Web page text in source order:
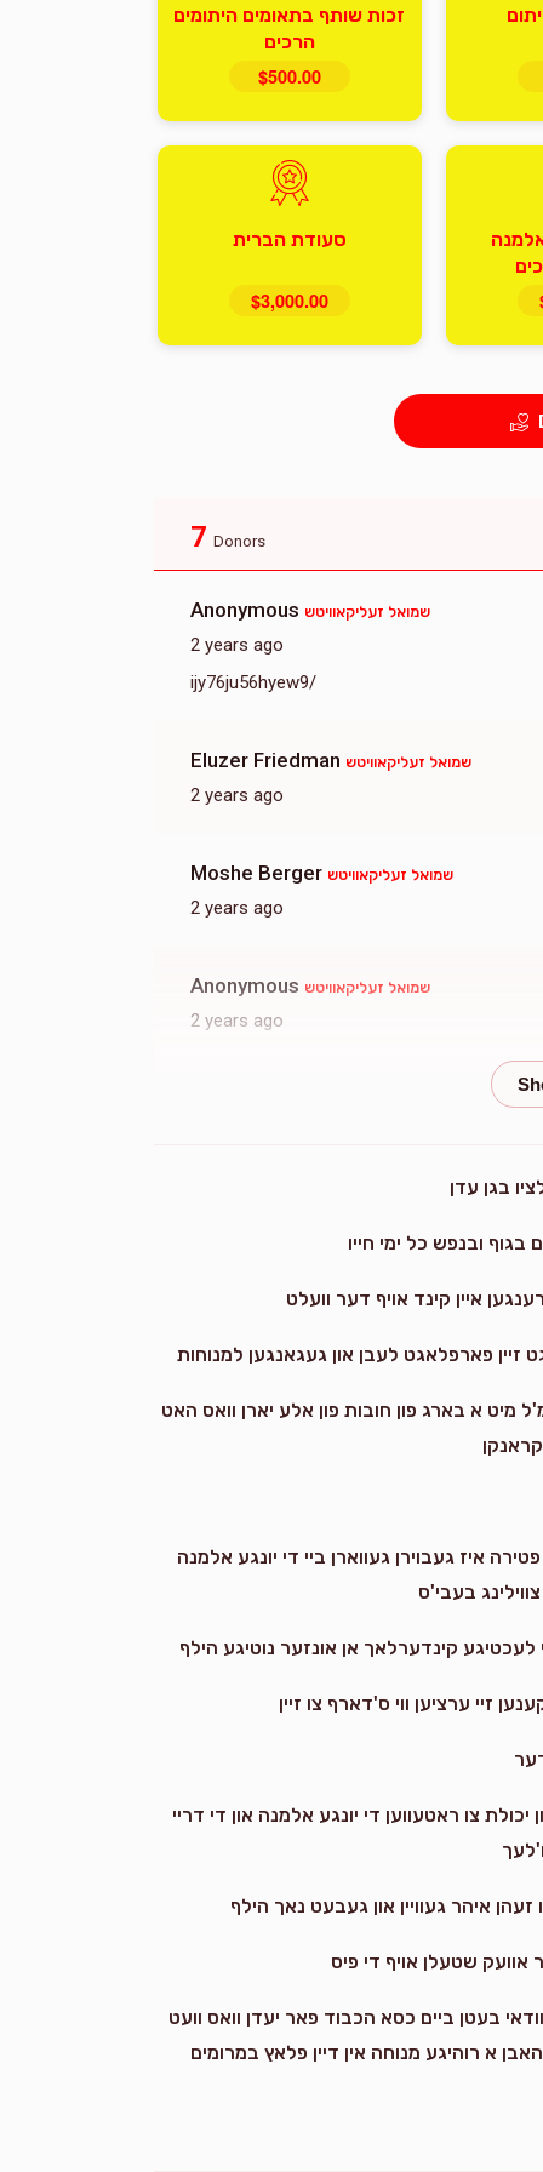
זכות שותף בתאומים היתומים
הרכים
$500.00
סעודת הברית
$3,000.00
7 Donors
Anonymous שמואל זעליקאוויטש
2 years ago
ijy76ju56hyew9/
Eluzer Friedman שמואל זעליקאוויטש
2 years ago
Moshe Berger שמואל זעליקאוויטש
2 years ago
Anonymous שמואל זעליקאוויטש
2 years ago
2 years ago
בגן עדן
בגוף ובנפש כל ימי חייו
איין קינד אויף דער וועלט
מיט א בארג פון חובות פון אלע יארן וואס האט
איז געבוירן געווארן ביי די יונגע אלמנה
בעבי'ס
לעכטיגע קינדערלאך אן אונזער נוטיגע הילף
זיי ערציען ווי ס'דארף צו זיין
צו ראטעווען די יונגע אלמנה און די דריי
זעהן איהר געוויין און געבעט נאך הילף
אוועק שטעלן אויף די פיס
בעטן ביים כסא הכבוד פאר יעדן וואס וועט
א רוהיגע מנוחה אין דיין פלאץ במרומים